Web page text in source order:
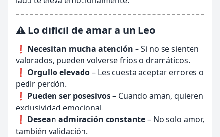
⚠️ Lo difícil de amar a un Leo
❗ Necesitan mucha atención – Si no se sienten
valorados, pueden volverse fríos o dramáticos.
❗ Orgullo elevado– Les cuesta aceptar errores o
pedir perdón.
❗ Pueden ser posesivos– Cuando aman, quieren
exclusividad emocional.
❗ Desean admiración constante– No solo amor,
también validación.